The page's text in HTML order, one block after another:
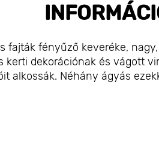
fajták fényűző keveréke,
dekorációnak és vágott
alkossák. Néhány ágyás